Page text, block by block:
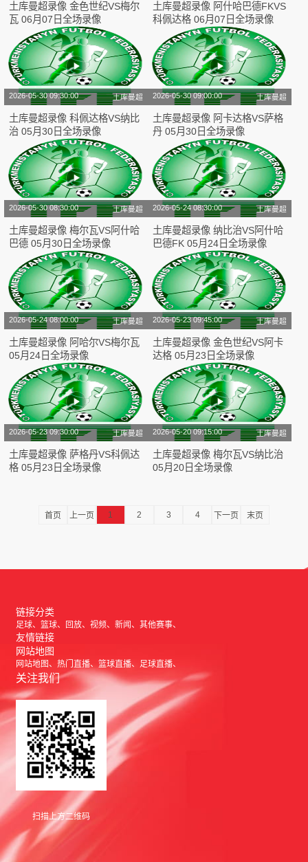
土库曼超录像 金色世纪VS梅尔
瓦 06月07日全场录像
土库曼超录像 阿什哈巴德FKVS
科佩达格 06月07日全场录像
2026-05-30 09:30:00 土库曼超
土库曼超录像 科佩达格VS纳比
治 05月30日全场录像
2026-05-30 09:00:00 土库曼超
土库曼超录像 阿卡达格VS萨格
丹 05月30日全场录像
2026-05-30 08:30:00 土库曼超
土库曼超录像 梅尔瓦VS阿什哈
巴德 05月30日全场录像
2026-05-24 08:30:00 土库曼超
土库曼超录像 纳比治VS阿什哈
巴德FK 05月24日全场录像
2026-05-24 08:00:00 土库曼超
土库曼超录像 阿哈尔VS梅尔瓦
05月24日全场录像
2026-05-23 09:45:00 土库曼超
土库曼超录像 金色世纪VS阿卡
达格 05月23日全场录像
2026-05-23 09:30:00 土库曼超
土库曼超录像 萨格丹VS科佩达
格 05月23日全场录像
2026-05-20 09:15:00 土库曼超
土库曼超录像 梅尔瓦VS纳比治
05月20日全场录像
首页 上一页 1 2 3 4 下一页 末页
链接分类
足球 篮球 回放 视频 新闻 其他赛事
友情链接
网站地图
网站地图 热门直播 篮球直播 足球直播
关注我们
扫描上方二维码